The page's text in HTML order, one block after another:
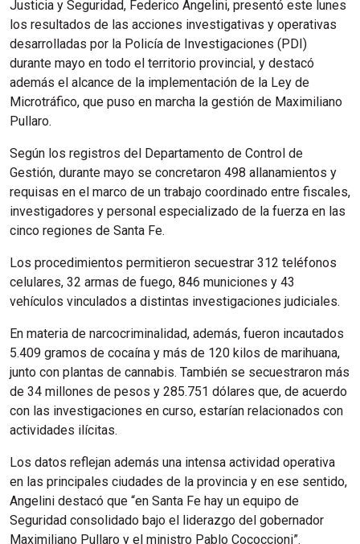
Justicia y Seguridad, Federico Angelini, presentó este lunes
los resultados de las acciones investigativas y operativas
desarrolladas por la Policía de Investigaciones (PDI)
durante mayo en todo el territorio provincial, y destacó
además el alcance de la implementación de la Ley de
Microtráfico, que puso en marcha la gestión de Maximiliano
Pullaro.
Según los registros del Departamento de Control de
Gestión, durante mayo se concretaron 498 allanamientos y
requisas en el marco de un trabajo coordinado entre fiscales,
investigadores y personal especializado de la fuerza en las
cinco regiones de Santa Fe.
Los procedimientos permitieron secuestrar 312 teléfonos
celulares, 32 armas de fuego, 846 municiones y 43
vehículos vinculados a distintas investigaciones judiciales.
En materia de narcocriminalidad, además, fueron incautados
5.409 gramos de cocaína y más de 120 kilos de marihuana,
junto con plantas de cannabis. También se secuestraron más
de 34 millones de pesos y 285.751 dólares que, de acuerdo
con las investigaciones en curso, estarían relacionados con
actividades ilícitas.
Los datos reflejan además una intensa actividad operativa
en las principales ciudades de la provincia y en ese sentido,
Angelini destacó que “en Santa Fe hay un equipo de
Seguridad consolidado bajo el liderazgo del gobernador
Maximiliano Pullaro y el ministro Pablo Cococcioni”.